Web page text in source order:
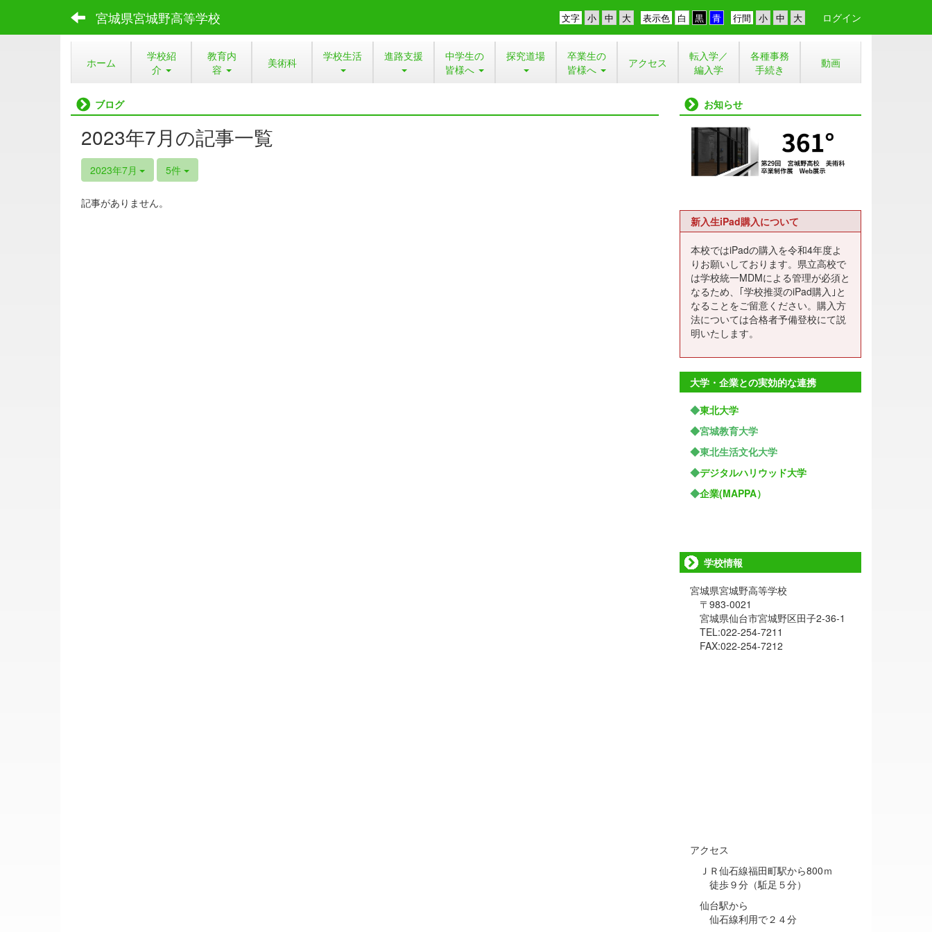
宮城県宮城野高等学校 行間
表示色
文字 ログイン
ホーム
学校紹
介
教育内
容
美術科 学校生活 進路支援
中学生の
皆様へ
探究道場
卒業生の
皆様へ
アクセス
転入学／
編入学
各種事務
手続き
動画
ブログ
2023年7月の記事一覧
2023年7月 5件
記事がありません。
お知らせ
新入生iPad購入について
本校ではiPadの購入を令和4年度よ
りお願いしております。県立高校で
は学校統一MDMによる管理が必須と
なるため、｢学校推奨のiPad購入｣と
なることをご留意ください。購入方
法については合格者予備登校にて説
明いたします。
大学・企業との実効的な連携
◆東北大学
◆宮城教育大学
◆東北生活文化大学
◆デジタルハリウッド大学
◆企業(MAPPA）
学校情報
宮城県宮城野高等学校
〒983-0021
宮城県仙台市宮城野区田子2-36-1
TEL:022-254-7211
FAX:022-254-7212
アクセス
ＪＲ仙石線福田町駅から800ｍ
徒歩９分（駈足５分）
仙台駅から
仙石線利用で２４分